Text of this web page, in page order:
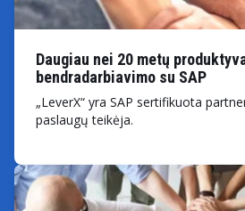
Daugiau nei 20 metų
bendradarbiavimo su SAP
„LeverX“ yra SAP sertifikuota
paslaugų teikėja.